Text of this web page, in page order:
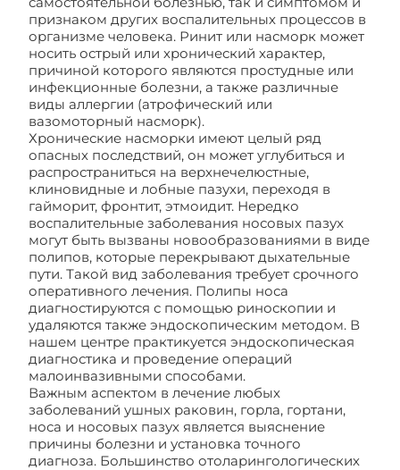
признаком других воспалительных процессов в
организме человека. Ринит или насморк может
носить острый или хронический характер,
причиной которого являются простудные или
инфекционные болезни, а также различные
виды аллергии (атрофический или
вазомоторный насморк).
Хронические насморки имеют целый ряд
опасных последствий, он может углубиться и
распространиться на верхнечелюстные,
клиновидные и лобные пазухи, переходя в
гайморит, фронтит, этмоидит. Нередко
воспалительные заболевания носовых пазух
могут быть вызваны новообразованиями в виде
полипов, которые перекрывают дыхательные
пути. Такой вид заболевания требует срочного
оперативного лечения. Полипы носа
диагностируются с помощью риноскопии и
удаляются также эндоскопическим методом. В
нашем центре практикуется эндоскопическая
диагностика и проведение операций
малоинвазивными способами.
Важным аспектом в лечение любых
заболеваний ушных раковин, горла, гортани,
носа и носовых пазух является выяснение
причины болезни и установка точного
диагноза. Большинство отоларингологических